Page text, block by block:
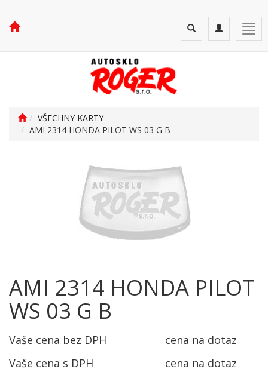
Toggle
navigation
Toggle
search
VŠECHNY KARTY
AMI 2314 HONDA PILOT WS 03 G B
AMI 2314 HONDA PILOT
WS 03 G B
Vaše cena bez DPH
cena na dotaz
Vaše cena s DPH
cena na dotaz